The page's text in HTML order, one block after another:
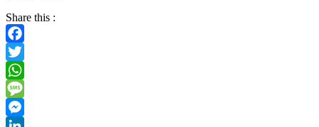
Share this :
Facebook
Twitter
WhatsApp
Message